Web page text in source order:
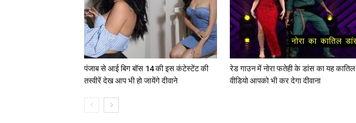
पंजाब से आई बिग बॉस 14 की इस कंटेस्टेंट की
तस्वीरें देख आप भी हो जायेंगे दीवाने
रेड गाउन में नोरा फतेही के डांस का यह कातिल
वीडियो आपको भी कर देगा दीवाना